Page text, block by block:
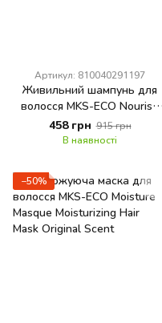
Артикул: 810040291197
Живильний шампунь для
волосся MKS-ECO Nourish
Daily Shampoo Original Scent
458 грн 915 грн
В наявності
−50%